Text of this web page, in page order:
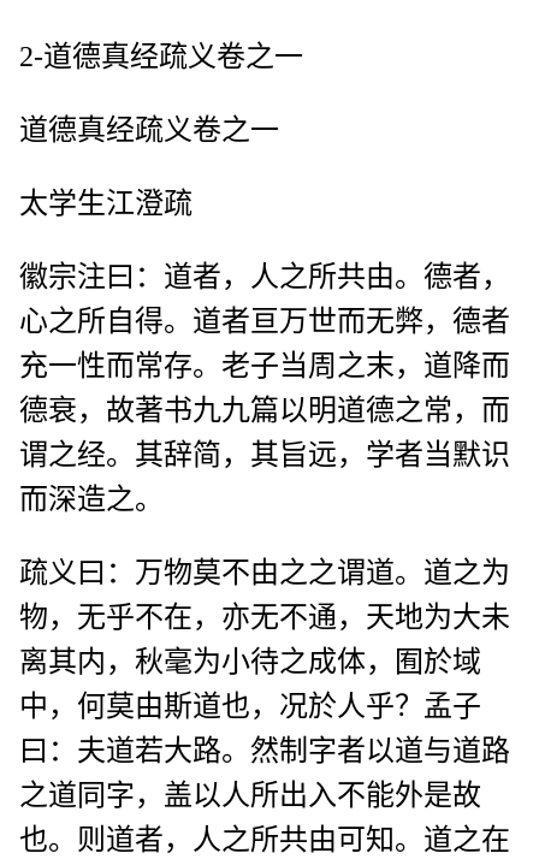
2-道德真经疏义卷之一
道德真经疏义卷之一
太学生江澄疏
徽宗注曰：道者，人之所共由。德者，
心之所自得。道者亘万世而无弊，德者
充一性而常存。老子当周之末，道降而
德衰，故著书九九篇以明道德之常，而
谓之经。其辞简，其旨远，学者当默识
而深造之。
疏义曰：万物莫不由之之谓道。道之为
物，无乎不在，亦无不通，天地为大未
离其内，秋毫为小待之成体，囿於域
中，何莫由斯道也，况於人乎？孟子
曰：夫道若大路。然制字者以道与道路
之道同字，盖以人所出入不能外是故
也。则道者，人之所共由可知。道之在